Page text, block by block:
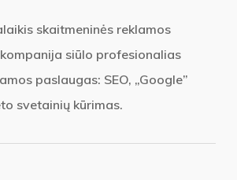
skaitmeninės reklamos
siūlo profesionalias
paslaugas: SEO, „Google”
svetainių kūrimas.